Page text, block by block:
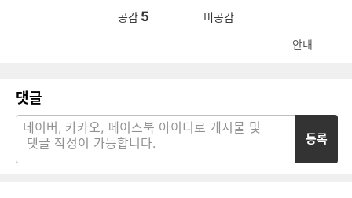
공감 5 비공감
안내
댓글
등록